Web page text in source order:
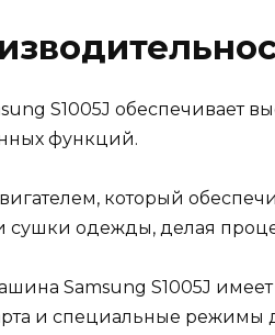
S1005J обеспечивает
функций.
который
сушки одежды, делая
Samsung S1005J
и специальные режимы